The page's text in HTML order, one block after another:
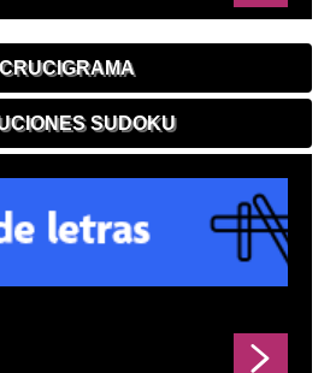
CRUCIGRAMA
SUDOKU